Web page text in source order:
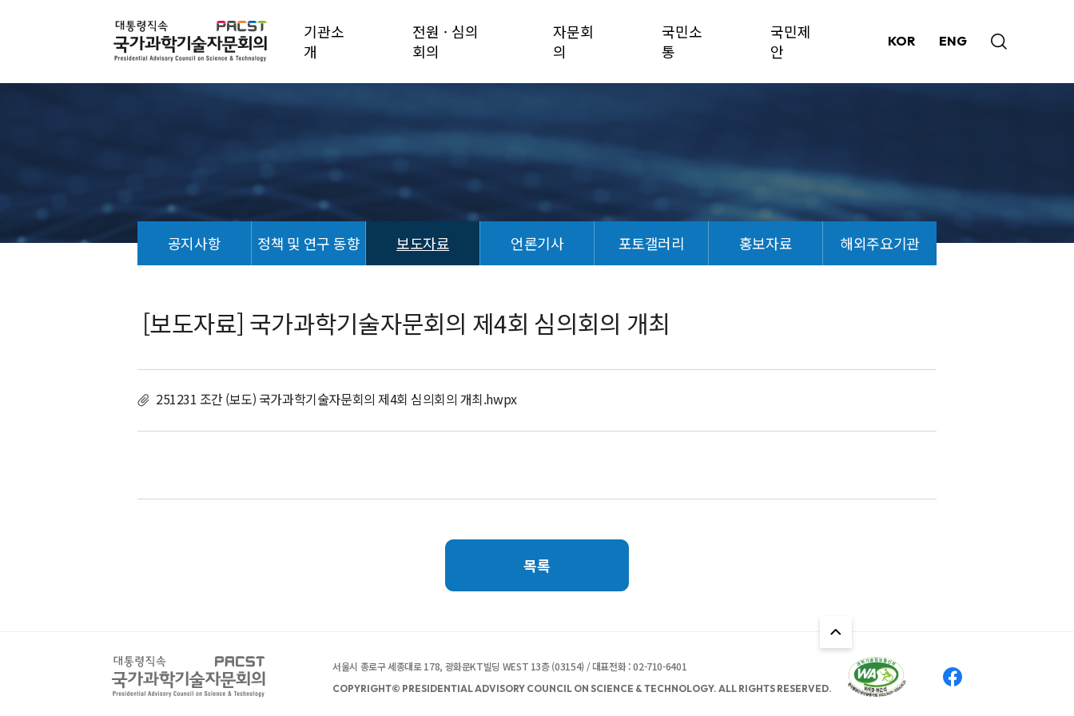
기관소
개
전원 · 심의
회의
자문회
의
국민소
통
국민제
안
KOR ENG
공지사항 정책 및 연구 동향 보도자료 언론기사 포토갤러리 홍보자료 해외주요기관
[보도자료] 국가과학기술자문회의 제4회 심의회의 개최
251231 조간 (보도) 국가과학기술자문회의 제4회 심의회의 개최.hwpx
목록
서울시 종로구 세종대로 178, 광화문KT빌딩 WEST 13층 (03154) / 대표전화 : 02-710-6401
COPYRIGHT© PRESIDENTIAL ADVISORY COUNCIL ON SCIENCE & TECHNOLOGY. ALL RIGHTS RESERVED.